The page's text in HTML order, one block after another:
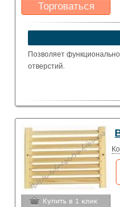
Торговаться
Какая цена Вас
устроит?
Указать цену
Позволяет
отверстий.